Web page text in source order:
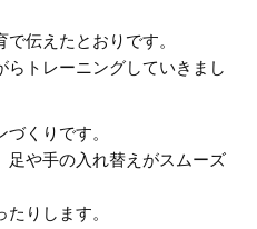
伝えたとおりです。
トレーニングしていきまし
くりです。
や手の入れ替えがスムーズ
りします。